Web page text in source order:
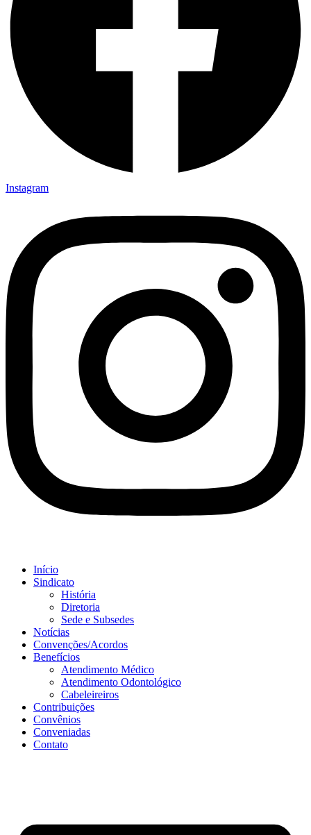
Instagram
Início
Sindicato
História
Diretoria
Sede e Subsedes
Notícias
Convenções/Acordos
Benefícios
Atendimento Médico
Atendimento Odontológico
Cabeleireiros
Contribuições
Convênios
Conveniadas
Contato